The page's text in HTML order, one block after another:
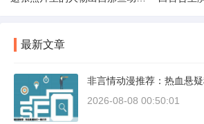
最新文章
非言情动漫推荐：热血悬
2026-08-08 00:50:01